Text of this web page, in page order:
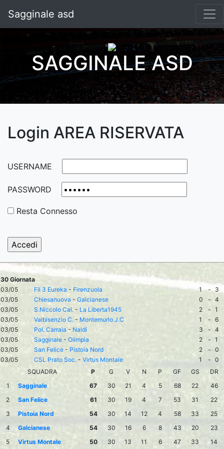
Sagginale asd
SAGGINALE ASD
Login AREA RISERVATA
USERNAME
PASSWORD
Resta Connesso
30 Giornata
03/05
Fil 3 Eureka - Firenzuola 1 - 3
03/05
Chiesanuova - Galcianese 0 - 4
03/05
S.Niccolo Cal. - La Liberta1945 2 - 1
03/05
Valbisenzio C. - Montemurlo J.C 1 - 6
03/05
Pol. Carraia - Naldi 3 - 4
03/05
Sagginale - Olimpia 2 - 1
03/05
San Felice - Pistoia Nord 2 - 0
03/05
CSL Prato Soc. - Virtus Montale 1 - 0
SQUADRA
P G V N P GF GS
DR
1
Sagginale 67 30 21 4 5 68 22
46
2
San Felice 61 30 19 4 7 53 31
22
3
Pistoia Nord 54 30 14 12 4 58 33
25
4
Galcianese 54 30 16 6 8 43 20
23
5
Virtus Montale 50 30 13 11 6 47 33 14